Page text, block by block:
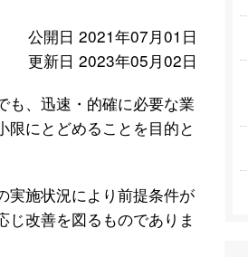
公開日 2021年07月01日
更新日 2023年05月02日
も、迅速・的確に必要な業
にとどめることを目的と
実施状況により前提条件が
改善を図るものでありま